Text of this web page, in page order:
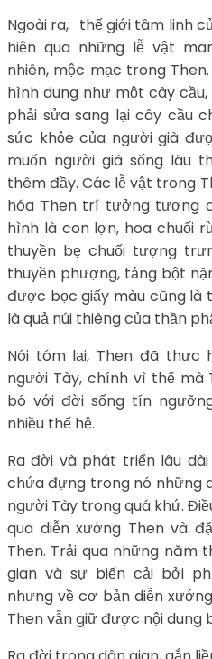
Ngoài ra, thế giới tâm linh
hiện qua những lễ vật
nhiên, mộc mạc trong
hình dung như một cây
phải sửa sang lại cây cầu
sức khỏe của người già
muốn người già sống lâu
thêm đầy. Các lễ vật trong
hóa Then trí tưởng tượng
hình là con lợn, hoa chuối
thuyền bẹ chuối tượng
thuyền phượng, tảng bột
được bọc giấy màu cũng là
là quả núi thiêng của thần
Nói tóm lại, Then đã thực
người Tày, chính vì thế mà
bó với đời sống tín
nhiều thế hệ.
Ra đời và phát triển lâu
chứa đựng trong nó những
người Tày trong quá khứ.
qua diễn xướng Then và
Then. Trải qua những năm
gian và sự biến cải bởi
nhưng về cơ bản diễn
Then vẫn giữ được nội dung